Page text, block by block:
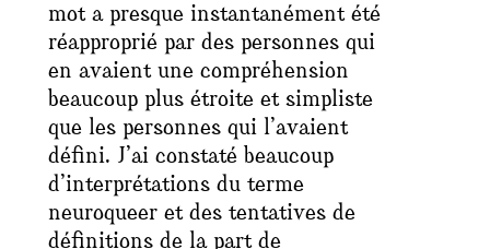
mot a presque instantanément été
réapproprié par des personnes qui
en avaient une compréhension
beaucoup plus étroite et simpliste
que les personnes qui l’avaient
défini. J’ai constaté beaucoup
d’interprétations du terme
neuroqueer et des tentatives de
définitions de la part de